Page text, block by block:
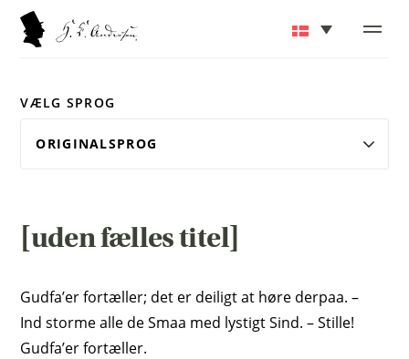
VÆLG SPROG
[uden fælles titel]
Gudfa’er fortæller; det er deiligt at høre derpaa. –
Ind storme alle de Smaa med lystigt Sind. – Stille!
Gudfa’er fortæller.